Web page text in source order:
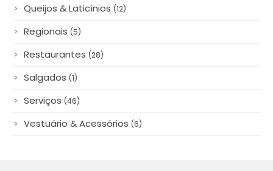
Queijos & Laticínios (12)
Regionais (5)
Restaurantes (28)
Salgados (1)
Serviços (46)
Vestuário & Acessórios (6)